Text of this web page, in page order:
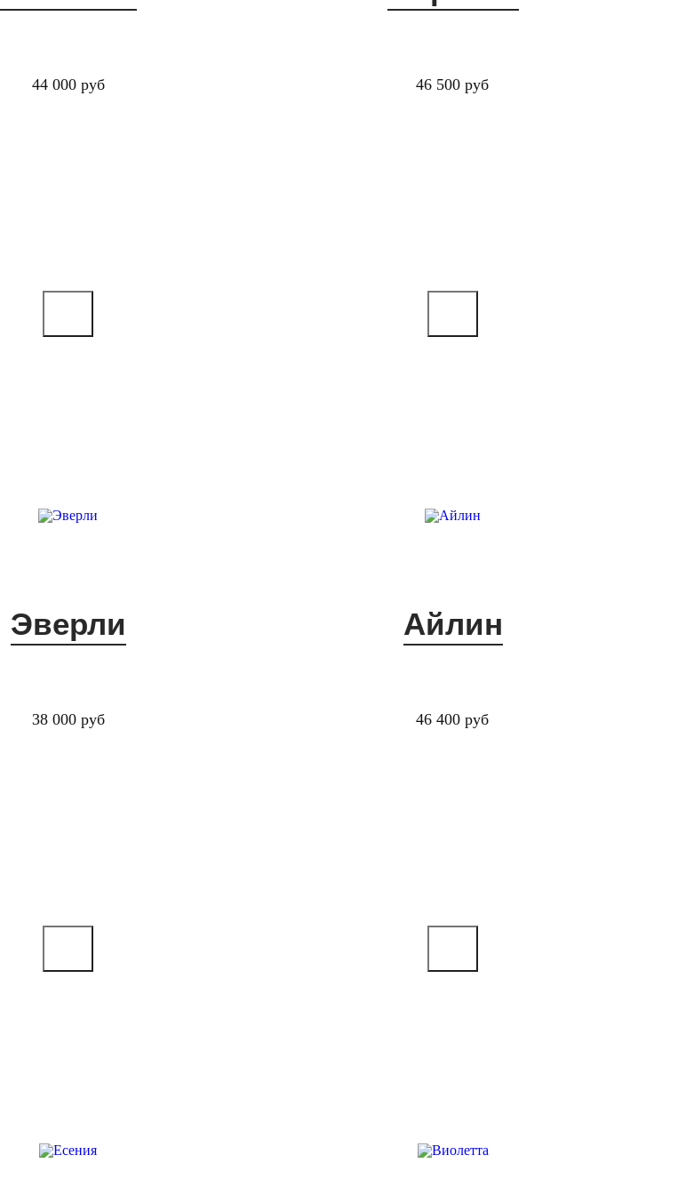
44 000 руб 46 500 руб
Эверли
38 000 руб
Айлин
46 400 руб